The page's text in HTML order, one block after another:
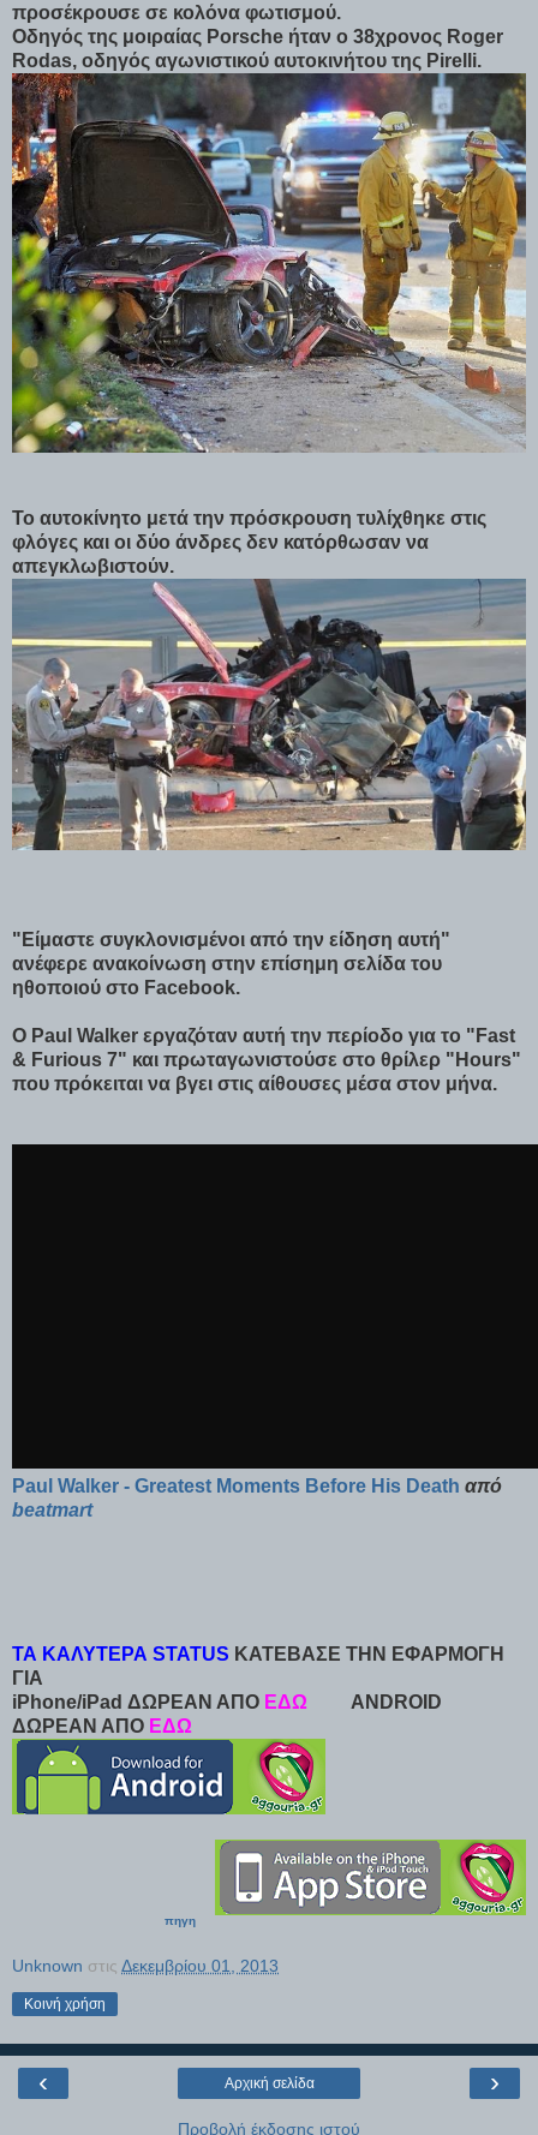
προσέκρουσε σε κολόνα φωτισμού.
Οδηγός της μοιραίας Porsche ήταν ο 38χρονος Roger
Rodas, οδηγός αγωνιστικού αυτοκινήτου της Pirelli.
Το αυτοκίνητο μετά την πρόσκρουση τυλίχθηκε στις
φλόγες και οι δύο άνδρες δεν κατόρθωσαν να
απεγκλωβιστούν.
"Είμαστε συγκλονισμένοι από την είδηση αυτή"
ανέφερε ανακοίνωση στην επίσημη σελίδα του
ηθοποιού στο Facebook.
Ο Paul Walker εργαζόταν αυτή την περίοδο για το "Fast
& Furious 7" και πρωταγωνιστούσε στο θρίλερ "Hours"
που πρόκειται να βγει στις αίθουσες μέσα στον μήνα.
Paul Walker - Greatest Moments Before His Death από
beatmart
ΤΑ ΚΑΛΥΤΕΡΑ STATUS ΚΑΤΕΒΑΣΕ ΤΗΝ ΕΦΑΡΜΟΓΗ
ΓΙΑ
iPhone/iPad ΔΩΡΕΑΝ ΑΠΟ ΕΔΩ
ANDROID
ΔΩΡΕΑΝ ΑΠΟ ΕΔΩ
πηγη
Unknown στις Δεκεμβρίου 01, 2013
Κοινή χρήση
‹ ›
Αρχική σελίδα
Προβολή έκδοσης ιστού